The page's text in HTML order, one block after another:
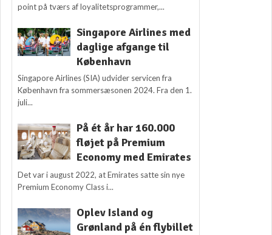
point på tværs af loyalitetsprogrammer,...
Singapore Airlines med
daglige afgange til
København
Singapore Airlines (SIA) udvider servicen fra
København fra sommersæsonen 2024. Fra den 1.
juli...
På ét år har 160.000
fløjet på Premium
Economy med Emirates
Det var i august 2022, at Emirates satte sin nye
Premium Economy Class i...
Oplev Island og
Grønland på én flybillet